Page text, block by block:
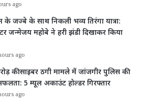
ago
के जज्बे के साथ निकली भव्य तिरंगा यात्रा:
जन्मेजय महोबे ने हरी झंडी दिखाकर किया
ago
की साइबर ठगी मामले में जांजगीर पुलिस की
5 म्यूल अकाउंट होल्डर गिरफ्तार
ago